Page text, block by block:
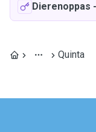
Dierenoppas -
Quinta